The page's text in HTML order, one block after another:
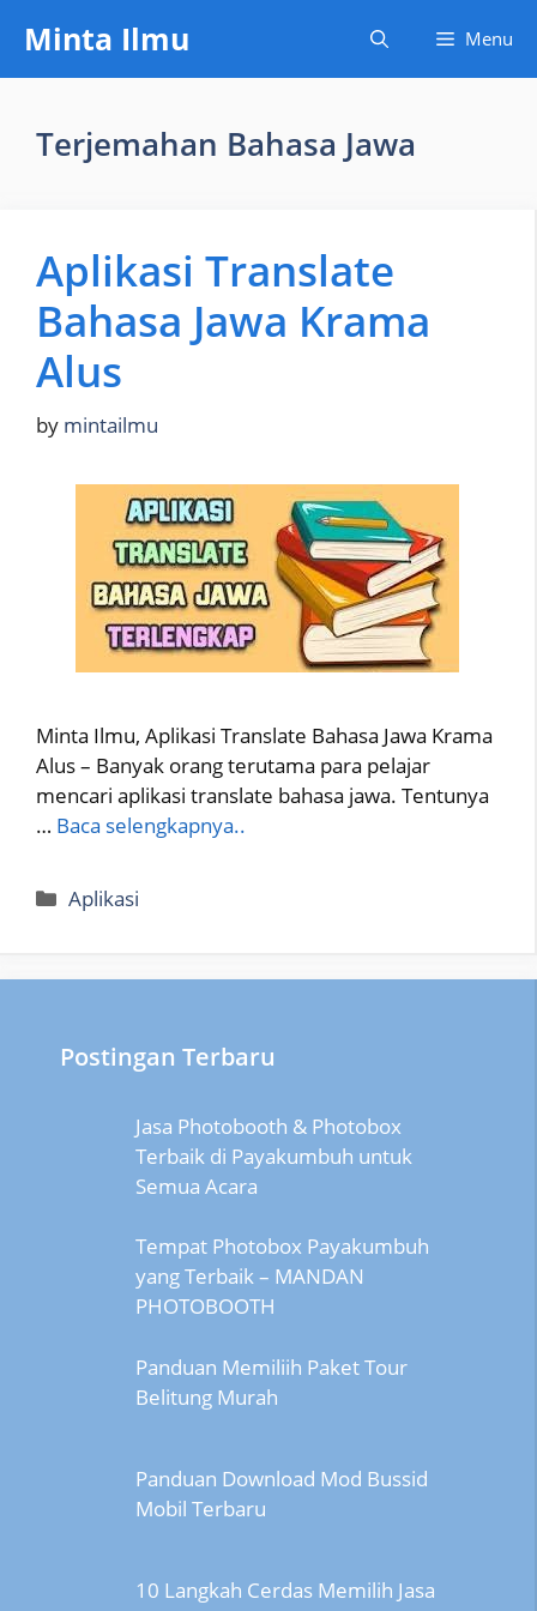
content
Minta Ilmu Menu
Terjemahan Bahasa Jawa
Aplikasi Translate
Bahasa Jawa Krama
Alus
by mintailmu
Minta Ilmu, Aplikasi Translate Bahasa Jawa Krama
Alus – Banyak orang terutama para pelajar
mencari aplikasi translate bahasa jawa. Tentunya
… Baca selengkapnya..
Categories
Aplikasi
Postingan Terbaru
Jasa Photobooth & Photobox
Terbaik di Payakumbuh untuk
Semua Acara
Tempat Photobox Payakumbuh
yang Terbaik – MANDAN
PHOTOBOOTH
Panduan Memiliih Paket Tour
Belitung Murah
Panduan Download Mod Bussid
Mobil Terbaru
10 Langkah Cerdas Memilih Jasa